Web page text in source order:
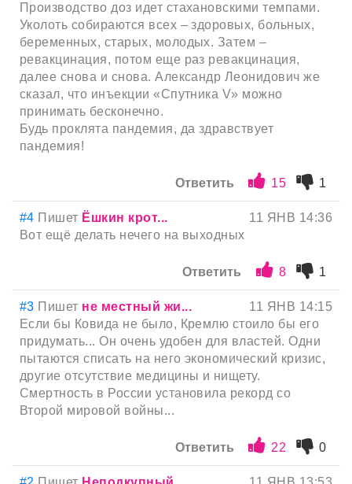
Производство доз идет стахановскими темпами.
Уколоть собираются всех – здоровых, больных,
беременных, старых, молодых. Затем –
ревакцинация, потом еще раз ревакцинация,
далее снова и снова. Александр Леонидович же
сказал, что инъекции «Спутника V» можно
принимать бесконечно.
Будь проклята пандемия, да здравствует
пандемия!
Ответить 15 1
#4 Пишет Ёшкин крот...
11 ЯНВ 14:36
Вот ещё делать нечего на выходных
Ответить 8 1
#3 Пишет не местный жи...
11 ЯНВ 14:15
Если бы Ковида не было, Кремлю стоило бы его
придумать... Он очень удобен для властей. Одни
пытаются списать на него экономический кризис,
другие отсутствие медицины и нищету.
Смертность в России установила рекорд со
Второй мировой войны...
Ответить 22 0